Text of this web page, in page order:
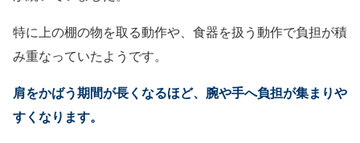
特に上の棚の物を取る動作や、食器を扱う動作で負担が積
み重なっていたようです。
肩をかばう期間が長くなるほど、腕や手へ負担が集まりや
すくなります。